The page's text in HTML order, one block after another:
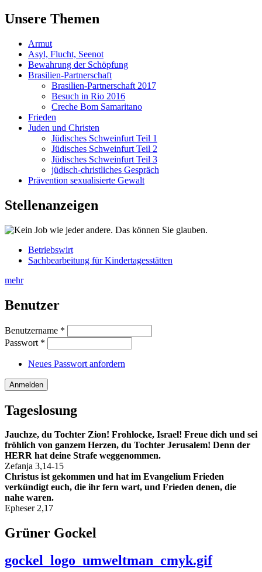
Unsere Themen
Armut
Asyl, Flucht, Seenot
Bewahrung der Schöpfung
Brasilien-Partnerschaft
Brasilien-Partnerschaft 2017
Besuch in Rio 2016
Creche Bom Samaritano
Frieden
Juden und Christen
Jüdisches Schweinfurt Teil 1
Jüdisches Schweinfurt Teil 2
Jüdisches Schweinfurt Teil 3
jüdisch-christliches Gespräch
Prävention sexualisierte Gewalt
Stellenanzeigen
Betriebswirt
Sachbearbeitung für Kindertagesstätten
mehr
Benutzer
Benutzername *
Passwort *
Neues Passwort anfordern
Tageslosung
Jauchze, du Tochter Zion! Frohlocke, Israel! Freue dich und sei
fröhlich von ganzem Herzen, du Tochter Jerusalem! Denn der
HERR hat deine Strafe weggenommen.
Zefanja 3,14-15
Christus ist gekommen und hat im Evangelium Frieden
verkündigt euch, die ihr fern wart, und Frieden denen, die
nahe waren.
Epheser 2,17
Grüner Gockel
gockel_logo_umweltman_cmyk.gif